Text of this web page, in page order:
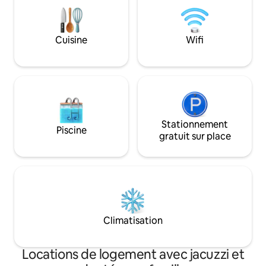
frais supplémentaires. Si vous
plusieurs, nous
bungalow sous
Cuisine Wifi
Piscine
Stationnement
gratuit sur place
Climatisation
Locations de logement avec jacuzzi et